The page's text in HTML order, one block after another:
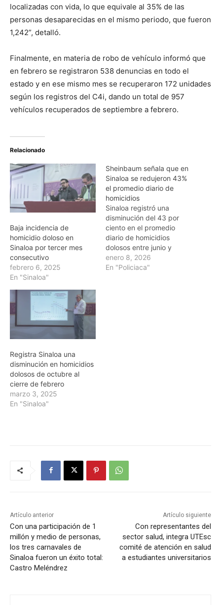
localizadas con vida, lo que equivale al 35% de las
personas desaparecidas en el mismo periodo, que fueron
1,242”, detalló.
Finalmente, en materia de robo de vehículo informó que
en febrero se registraron 538 denuncias en todo el
estado y en ese mismo mes se recuperaron 172 unidades
según los registros del C4i, dando un total de 957
vehículos recuperados de septiembre a febrero.
Relacionado
Baja incidencia de
homicidio doloso en
Sinaloa por tercer mes
consecutivo
febrero 6, 2025
En "Sinaloa"
Sheinbaum señala que en
Sinaloa se redujeron 43%
el promedio diario de
homicidios
Sinaloa registró una
disminución del 43 por
ciento en el promedio
diario de homicidios
dolosos entre junio y
diciembre de 2025, de
acuerdo con el reporte
enero 8, 2026
En "Policiaca"
Registra Sinaloa una
disminución en homicidios
dolosos de octubre al
cierre de febrero
marzo 3, 2025
En "Sinaloa"
Artículo anterior
Con una participación de 1
millón y medio de personas,
los tres carnavales de
Sinaloa fueron un éxito total:
Castro Meléndrez
Artículo siguiente
Con representantes del
sector salud, integra UTEsc
comité de atención en salud
a estudiantes universitarios